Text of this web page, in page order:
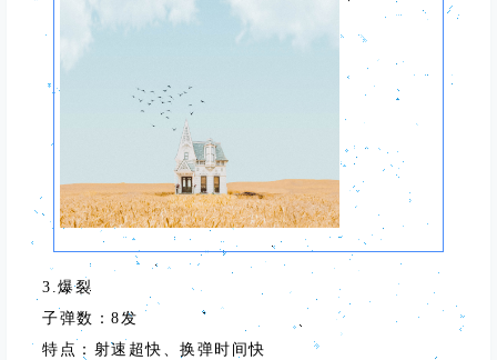
3.爆裂
子弹数：8发
特点：射速超快、换弹时间快